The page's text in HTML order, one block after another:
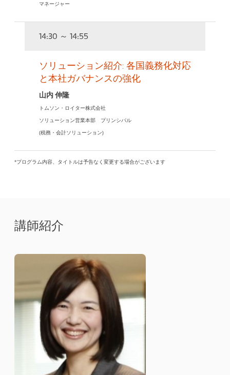
マネージャー
14:30 ～ 14:55
ソリューション紹介: 各国義務化対応
と本社ガバナンスの強化
山内 伸隆
トムソン・ロイター株式会社
ソリューション営業本部 プリンシパル
(税務・会計ソリューション)
*プログラム内容、タイトルは予告なく変更する場合がございます
講師紹介